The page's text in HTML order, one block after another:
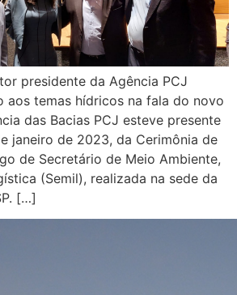
presidente da Agência PCJ
aos temas hídricos na fala do novo
das Bacias PCJ esteve presente
janeiro de 2023, da Cerimônia de
de Secretário de Meio Ambiente,
(Semil), realizada na sede da
[…]